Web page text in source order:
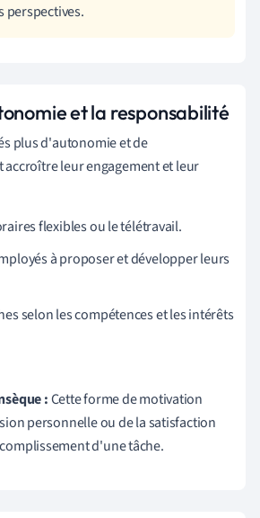
perspectives.
et la responsabilité
plus d'autonomie et de
leur engagement et leur
flexibles ou le télétravail.
à proposer et développer leurs
selon les compétences et les intérêts
:Cette forme de motivation
personnelle ou de la satisfaction
d'une tâche.